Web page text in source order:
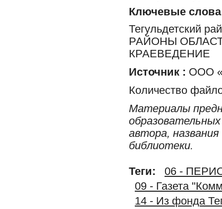
Ключевые слова
Тегульдетский
РАЙОНЫ
КРАЕВЕДЕНИЕ
Источник : ООО
Количество
Материалы
автора,
библиотеки.
Теги:
06 -
09 - Газета
14 - Из фонда